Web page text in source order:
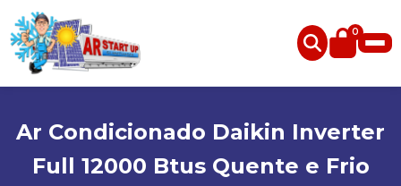
0
Ar Condicionado Daikin Inverter
Full 12000 Btus Quente e Frio